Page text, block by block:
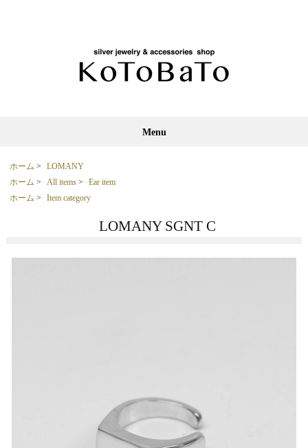
Menu
ホーム >
LOMANY
ホーム > All items >
Ear item
ホーム > Item category
LOMANY SGNT C